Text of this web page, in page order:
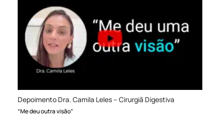
Depoimento Dra. Camila Leles – Cirurgiã Digestiva
“Me deu outra visão”